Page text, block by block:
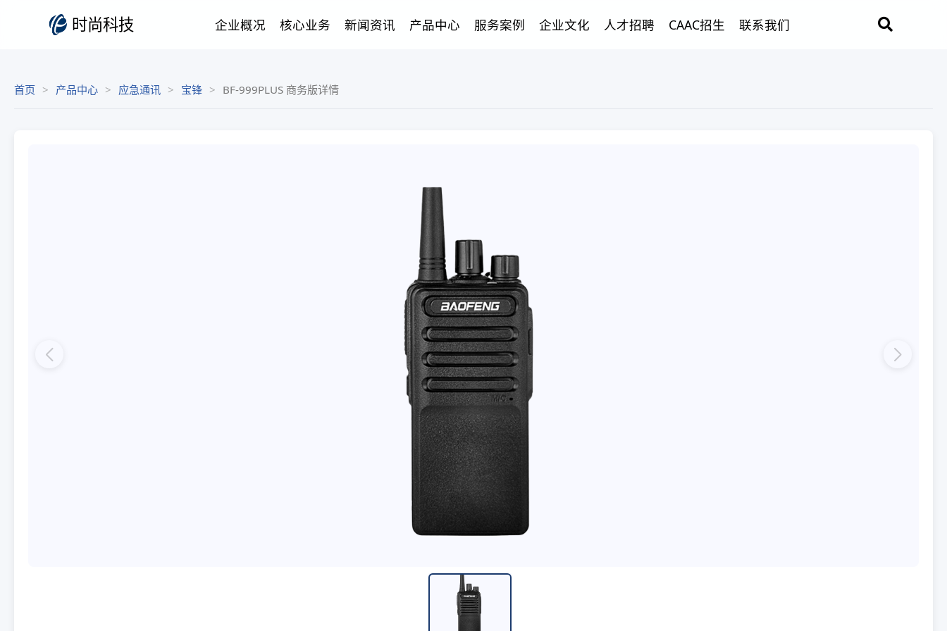
时尚科技 企业概况 核心业务 新闻资讯 产品中心 服务案例 企业文化 人才招聘 CAAC招生 联系我们
首页 产品中心 应急通讯 宝锋 BF-999PLUS 商务版详情